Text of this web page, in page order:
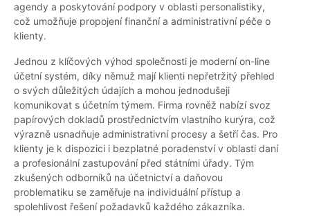
agendy a poskytování podpory v oblasti personalistiky,
což umožňuje propojení finanční a administrativní péče o
klienty.
Jednou z klíčových výhod společnosti je moderní on-line
účetní systém, díky němuž mají klienti nepřetržitý přehled
o svých důležitých údajích a mohou jednodušeji
komunikovat s účetním týmem. Firma rovněž nabízí svoz
papírových dokladů prostřednictvím vlastního kurýra, což
výrazně usnadňuje administrativní procesy a šetří čas. Pro
klienty je k dispozici i bezplatné poradenství v oblasti daní
a profesionální zastupování před státními úřady. Tým
zkušených odborníků na účetnictví a daňovou
problematiku se zaměřuje na individuální přístup a
spolehlivost řešení požadavků každého zákazníka.